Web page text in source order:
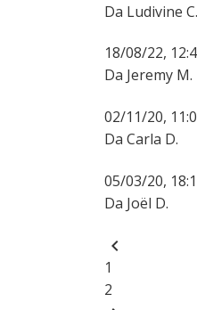
Da Ludivine C.
18/08/22,
Da Jeremy M.
02/11/20,
Da Carla D.
05/03/20,
Da Joël D.
chevron_left
1
2